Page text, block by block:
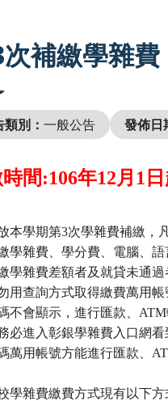
補繳學雜費
別： 一般公告 發佈日
間:106年12月1
本學期第3次學雜費補繳，
雜費、學分費、電腦、語
雜費差額者及就貸未通過
用查詢方式取得繳費萬用
會顯示，進行匯款、ATM
進入彰銀學雜費入口網看
用帳號方能進行匯款、
學雜費繳費方式現有以下方